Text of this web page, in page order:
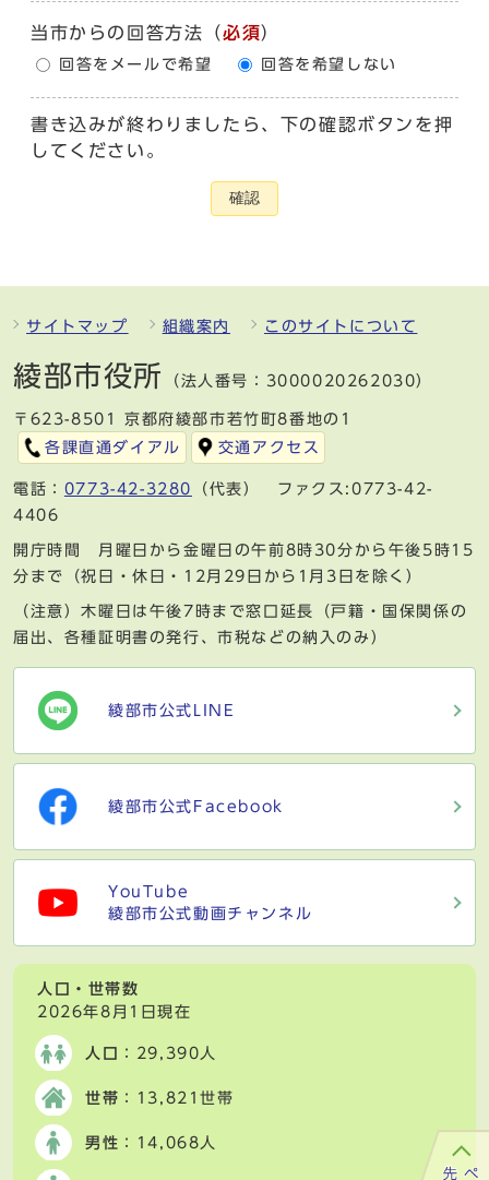
当市からの回答方法 （必須）
回答をメールで希望 回答を希望しない
書き込みが終わりましたら、下の確認ボタンを押
してください。
確認
サイトマップ 組織案内 このサイトについて
綾部市役所 （法人番号：3000020262030）
〒623-8501 京都府綾部市若竹町8番地の1
各課直通ダイアル
交通アクセス
電話： 0773-42-3280
（代表） ファクス:0773-42-
4406
開庁時間 月曜日から金曜日の午前8時30分から午後5時15
分まで（祝日・休日・12月29日から1月3日を除く）
（注意）木曜日は午後7時まで窓口延長（戸籍・国保関係の
届出、各種証明書の発行、市税などの納入のみ）
綾部市公式LINE
綾部市公式Facebook
YouTube
綾部市公式動画チャンネル
人口・世帯数
2026年8月1日現在
人口 ：29,390人
世帯 ：13,821世帯
男性 ：14,068人